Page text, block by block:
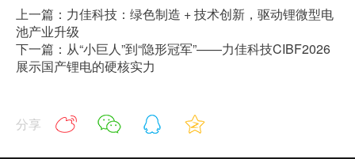
上一篇：力佳科技：绿色制造 + 技术创新，驱动锂微型电
池产业升级
下一篇：从“小巨人”到“隐形冠军”——力佳科技CIBF2026
展示国产锂电的硬核实力
分享